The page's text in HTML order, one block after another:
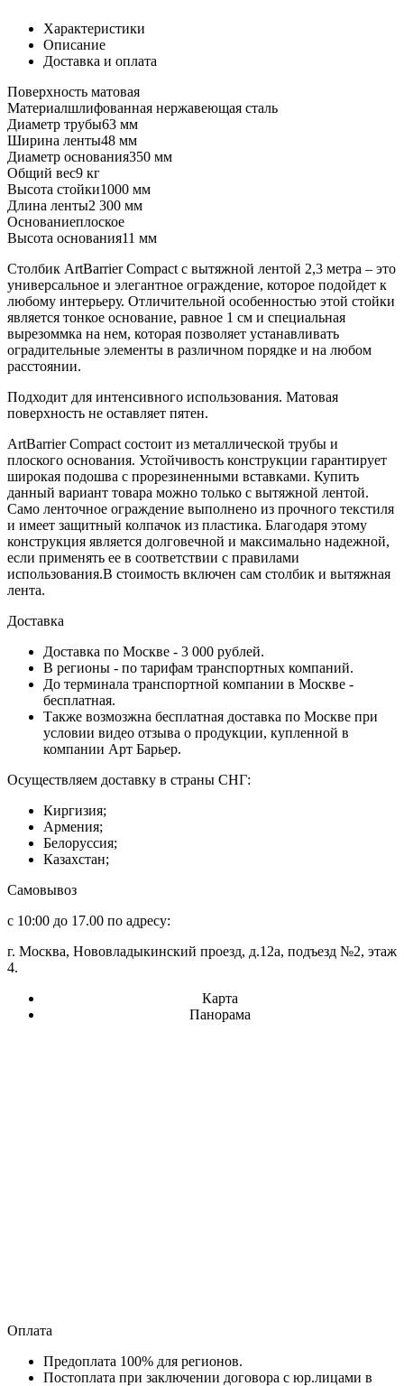
Характеристики
Описание
Доставка и оплата
Поверхность матовая
Материалшлифованная нержавеющая сталь
Диаметр трубы63 мм
Ширина ленты48 мм
Диаметр основания350 мм
Общий вес9 кг
Высота стойки1000 мм
Длина ленты2 300 мм
Основаниеплоское
Высота основания11 мм
Столбик ArtBarrier Соmpact с вытяжной лентой 2,3 метра – это
универсальное и элегантное ограждение, которое подойдет к
любому интерьеру. Отличительной особенностью этой стойки
является тонкое основание, равное 1 см и специальная
вырезоммка на нем, которая позволяет устанавливать
оградительные элементы в различном порядке и на любом
расстоянии.
Подходит для интенсивного использования. Матовая
поверхность не оставляет пятен.
ArtBarrier Соmpact состоит из металлической трубы и
плоского основания. Устойчивость конструкции гарантирует
широкая подошва с прорезиненными вставками. Купить
данный вариант товара можно только с вытяжной лентой.
Само ленточное ограждение выполнено из прочного текстиля
и имеет защитный колпачок из пластика. Благодаря этому
конструкция является долговечной и максимально надежной,
если применять ее в соответствии с правилами
использования.В стоимость включен сам столбик и вытяжная
лента.
Доставка
Доставка по Москве - 3 000 рублей.
В регионы - по тарифам транспортных компаний.
До терминала транспортной компании в Москве -
бесплатная.
Также возмозжна бесплатная доставка по Москве при
условии видео отзыва о продукции, купленной в
компании Арт Барьер.
Осуществляем доставку в страны СНГ:
Киргизия;
Армения;
Белоруссия;
Казахстан;
Самовывоз
с 10:00 до 17.00 по адресу:
г. Москва, Нововладыкинский проезд, д.12а, подъезд №2, этаж
4.
Карта
Панорама
Оплата
Предоплата 100% для регионов.
Постоплата при заключении договора с юр.лицами в